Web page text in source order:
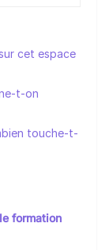
cet espace
t-on
touche-t-
formation